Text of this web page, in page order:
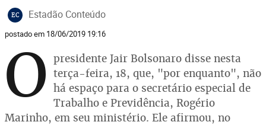
EC Estadão Conteúdo
postado em 18/06/2019 19:16
O presidente Jair Bolsonaro disse nesta
terça-feira, 18, que, "por enquanto", não
há espaço para o secretário especial de
Trabalho e Previdência, Rogério
Marinho, em seu ministério. Ele afirmou, no